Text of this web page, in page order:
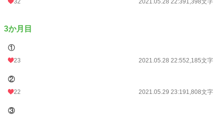
32 2021.05.28 22:391,398文字
3か月目
①
23 2021.05.28 22:552,185文字
②
22 2021.05.29 23:191,808文字
③